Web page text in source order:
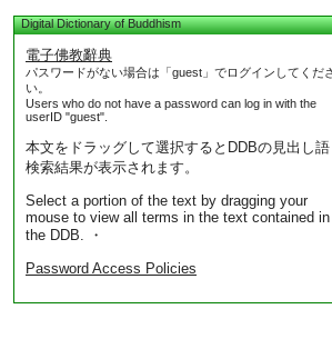
Digital Dictionary of Buddhism
電子佛教辭典
パスワードがない場合は「guest」でログインしてくだ
い。
Users who do not have a password can log in with the
userID "guest".
本文をドラッグして選択するとDDBの見出し語
検索結果が表示されます。
Select a portion of the text by dragging your
mouse to view all terms in the text contained in
the DDB. ・
Password Access Policies